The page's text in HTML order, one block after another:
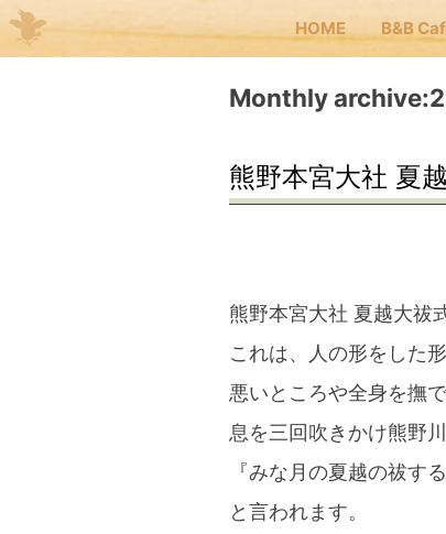
HOME B&B
JP
Monthly
熊野本宮大社 夏
熊野本宮大社 夏越大祓
これは、人の形をした
悪いところや全身を撫で
息を三回吹きかけ熊野川
『みな月の夏越の祓す
と言われます。